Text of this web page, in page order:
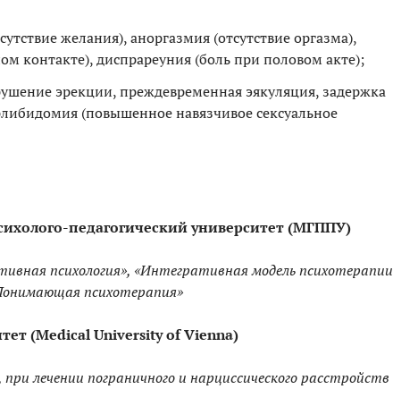
желания), аноргазмия (отсутствие оргазма),
контакте), диспрареуния (боль при половом акте);
эрекции, преждевременная эякуляция, задержка
(повышенное навязчивое сексуальное
педагогический университет (МГППУ)
психология», «Интегративная модель психотерапии
психотерапия»
(Medical University of Vienna)
лечении пограничного и нарциссического расстройств